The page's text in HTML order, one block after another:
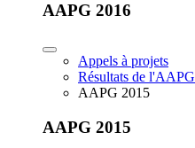
AAPG 2016
Appels à projets
Résultats de l'AAPG
AAPG 2015
AAPG 2015